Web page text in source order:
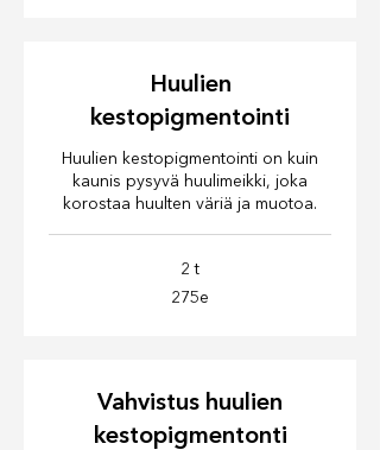
Huulien
kestopigmentointi
Huulien kestopigmentointi on kuin
kaunis pysyvä huulimeikki, joka
korostaa huulten väriä ja muotoa.
2 t
275e
Vahvistus huulien
kestopigmentonti